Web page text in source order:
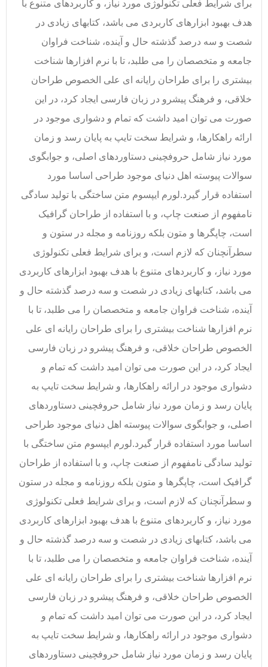
برای شرایط فعلی تکنولوژی مورد نیاز، و کاربردهای متنوع با
هدف بهبود ابزارهای کاربردی می باشد، کتابهای زیادی در
شصت و سه درصد گذشته حال و آینده، شناخت فراوان
جامعه و متخصصان را می طلبد، تا با نرم افزارها شناخت
بیشتری را برای طراحان رایانه ای علی الخصوص طراحان
خلاقی، و فرهنگ پیشرو در زبان فارسی ایجاد کرد، در این
صورت می توان امید داشت که تمام و دشواری موجود در
ارائه راهکارها، و شرایط سخت تایپ به پایان رسد و زمان
مورد نیاز شامل حروفچینی دستاوردهای اصلی، و جوابگوی
سوالات پیوسته اهل دنیای موجود طراحی اساسا مورد
استفاده قرار گیرد.لورم ایپسوم متن ساختگی با تولید سادگی
نامفهوم از صنعت چاپ، و با استفاده از طراحان گرافیک
است، چاپگرها و متون بلکه روزنامه و مجله در ستون و
سطرآنچنان که لازم است، و برای شرایط فعلی تکنولوژی
مورد نیاز، و کاربردهای متنوع با هدف بهبود ابزارهای کاربردی
می باشد، کتابهای زیادی در شصت و سه درصد گذشته حال و
آینده، شناخت فراوان جامعه و متخصصان را می طلبد، تا با
نرم افزارها شناخت بیشتری را برای طراحان رایانه ای علی
الخصوص طراحان خلاقی، و فرهنگ پیشرو در زبان فارسی
ایجاد کرد، در این صورت می توان امید داشت که تمام و
دشواری موجود در ارائه راهکارها، و شرایط سخت تایپ به
پایان رسد و زمان مورد نیاز شامل حروفچینی دستاوردهای
اصلی، و جوابگوی سوالات پیوسته اهل دنیای موجود طراحی
اساسا مورد استفاده قرار گیرد.لورم ایپسوم متن ساختگی با
تولید سادگی نامفهوم از صنعت چاپ، و با استفاده از طراحان
گرافیک است، چاپگرها و متون بلکه روزنامه و مجله در ستون
و سطرآنچنان که لازم است، و برای شرایط فعلی تکنولوژی
مورد نیاز، و کاربردهای متنوع با هدف بهبود ابزارهای کاربردی
می باشد، کتابهای زیادی در شصت و سه درصد گذشته حال و
آینده، شناخت فراوان جامعه و متخصصان را می طلبد، تا با
نرم افزارها شناخت بیشتری را برای طراحان رایانه ای علی
الخصوص طراحان خلاقی، و فرهنگ پیشرو در زبان فارسی
ایجاد کرد، در این صورت می توان امید داشت که تمام و
دشواری موجود در ارائه راهکارها، و شرایط سخت تایپ به
پایان رسد و زمان مورد نیاز شامل حروفچینی دستاوردهای